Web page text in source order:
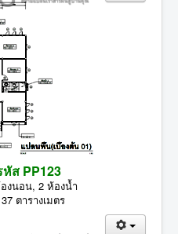
ส PP123
งนอน, 2 ห้องน้ำ
ตารางเมตร